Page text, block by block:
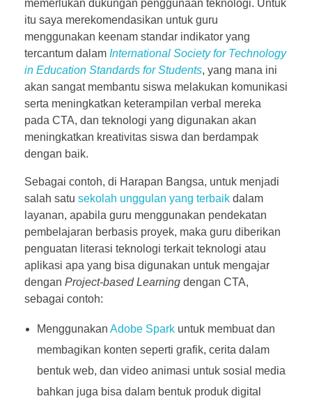
memerlukan dukungan penggunaan teknologi. Untuk
itu saya merekomendasikan untuk guru
menggunakan keenam standar indikator yang
tercantum dalam International Society for Technology
in Education Standards for Students, yang mana ini
akan sangat membantu siswa melakukan komunikasi
serta meningkatkan keterampilan verbal mereka
pada CTA, dan teknologi yang digunakan akan
meningkatkan kreativitas siswa dan berdampak
dengan baik.
Sebagai contoh, di Harapan Bangsa, untuk menjadi
salah satu sekolah unggulan yang terbaik dalam
layanan, apabila guru menggunakan pendekatan
pembelajaran berbasis proyek, maka guru diberikan
penguatan literasi teknologi terkait teknologi atau
aplikasi apa yang bisa digunakan untuk mengajar
dengan Project-based Learning dengan CTA,
sebagai contoh:
Menggunakan Adobe Sparkuntuk membuat dan
membagikan konten seperti grafik, cerita dalam
bentuk web, dan video animasi untuk sosial media
bahkan juga bisa dalam bentuk produk digital